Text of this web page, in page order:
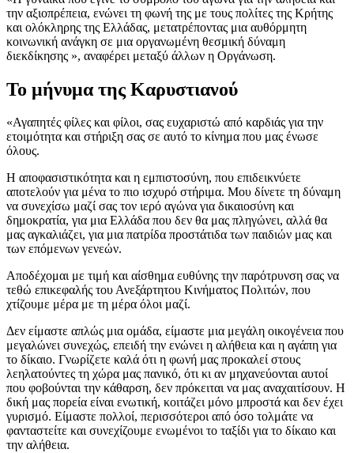
την αξιοπρέπεια, ενώνει τη φωνή της με τους πολίτες της Κρήτης
και ολόκληρης της Ελλάδας, μετατρέποντας μια αυθόρμητη
κοινωνική ανάγκη σε μια οργανωμένη θεσμική δύναμη
διεκδίκησης », αναφέρει μεταξύ άλλων η Οργάνωση.
Το μήνυμα της Καρυστιανού
«Αγαπητές φίλες και φίλοι, σας ευχαριστώ από καρδιάς για την
ετοιμότητα και στήριξη σας σε αυτό το κίνημα που μας ένωσε
όλους.
Η αποφασιστικότητα και η εμπιστοσύνη, που επιδεικνύετε
αποτελούν για μένα το πιο ισχυρό στήριμα. Μου δίνετε τη δύναμη
να συνεχίσω μαζί σας τον ιερό αγώνα για δικαιοσύνη και
δημοκρατία, για μια Ελλάδα που δεν θα μας πληγώνει, αλλά θα
μας αγκαλιάζει, για μια πατρίδα προστάτιδα των παιδιών μας και
των επόμενων γενεών.
Αποδέχομαι με τιμή και αίσθημα ευθύνης την παρότρυνση σας να
τεθώ επικεφαλής του Ανεξάρτητου Κινήματος Πολιτών, που
χτίζουμε μέρα με τη μέρα όλοι μαζί.
Δεν είμαστε απλώς μια ομάδα, είμαστε μια μεγάλη οικογένεια που
μεγαλώνει συνεχώς, επειδή την ενώνει η αλήθεια και η αγάπη για
το δίκαιο. Γνωρίζετε καλά ότι η φωνή μας προκαλεί στους
λεηλατούντες τη χώρα μας πανικό, ότι κι αν μηχανεύονται αυτοί
που φοβούνται την κάθαρση, δεν πρόκειται να μας αναχαιτίσουν. Η
δική μας πορεία είναι ενωτική, κοιτάζει μόνο μπροστά και δεν έχει
γυρισμό. Είμαστε πολλοί, περισσότεροι από όσο τολμάτε να
φανταστείτε και συνεχίζουμε ενωμένοι το ταξίδι για το δίκαιο και
την αλήθεια.